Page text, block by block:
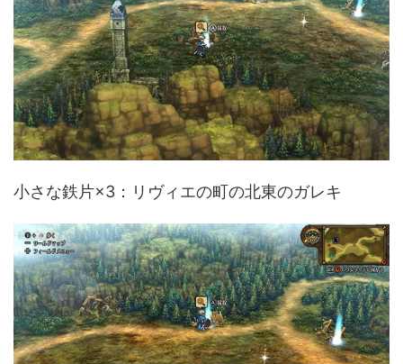
小さな鉄片×3：リヴィエの町の北東のガレキ